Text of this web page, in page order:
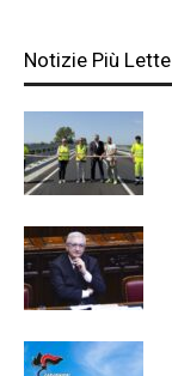
Notizie Più Lette